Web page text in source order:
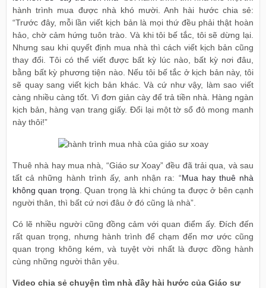
hành trình mua được nhà khó mười. Anh hài hước chia sẻ:
“Trước đây, mỗi lần viết kịch bản là mọi thứ đều phải thật hoàn
hảo, chờ cảm hứng tuôn trào. Và khi tôi bế tắc, tôi sẽ dừng lại.
Nhưng sau khi quyết định mua nhà thì cách viết kịch bản cũng
thay đổi. Tôi có thể viết được bất kỳ lúc nào, bất kỳ nơi đâu,
bằng bất kỳ phương tiện nào. Nếu tôi bế tắc ở kịch bản này, tôi
sẽ quay sang viết kịch bản khác. Và cứ như vậy, làm sao viết
càng nhiều càng tốt. Vì đơn giản cày để trả tiền nhà. Hàng ngàn
kịch bản, hàng vạn trang giấy. Đổi lại một tờ sổ đỏ mong manh
này thôi!”
Thuê nhà hay mua nhà, “Giáo sư Xoay” đều đã trải qua, và sau
tất cả những hành trình ấy, anh nhận ra: “Mua hay thuê nhà
không quan trọng . Quan trọng là khi chúng ta được ở bên cạnh
người thân, thì bất cứ nơi đâu ở đó cũng là nhà”.
Có lẽ nhiều người cũng đồng cảm với quan điểm ấy. Đích đến
rất quan trọng, nhưng hành trình để chạm đến mơ ước cũng
quan trọng không kém, và tuyệt vời nhất là được đồng hành
cùng những người thân yêu.
Video chia sẻ chuyện tìm nhà đầy hài hước của Giáo sư